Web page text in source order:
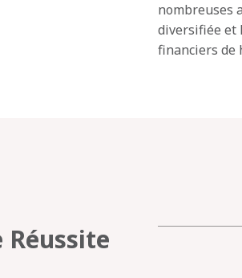
nombreuses
diversifiée et
financiers de